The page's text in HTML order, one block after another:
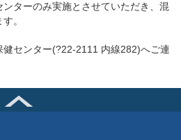
ターのみ実施とさせていただき、混
。
センター(?22-2111 内線282)へご連